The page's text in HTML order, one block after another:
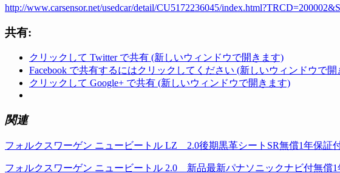
http://www.carsensor.net/usedcar/detail/CU5172236045/
共有:
クリックして Twitter で共有 (新しいウィンドウで開きます)
Facebook で共有するにはクリックしてください (新しいウィンドウで開
クリックして Google+ で共有 (新しいウィンドウで開きます)
関連
フォルクスワーゲン ニュービートル LZ 2.0後期黒革シートSR無償1年保証
フォルクスワーゲン ニュービートル 2.0 新品最新パナソニックナビ付無償1